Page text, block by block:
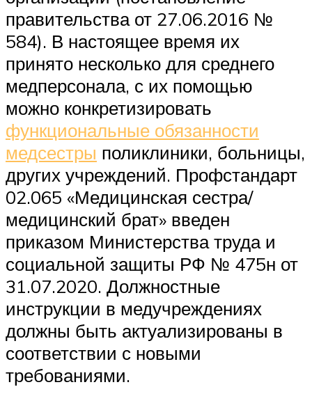
правительства от 27.06.2016 №
584). В настоящее время их
принято несколько для среднего
медперсонала, с их помощью
можно конкретизировать
функциональные обязанности
медсестры поликлиники, больницы,
других учреждений. Профстандарт
02.065 «Медицинская сестра/
медицинский брат» введен
приказом Министерства труда и
социальной защиты РФ № 475н от
31.07.2020. Должностные
инструкции в медучреждениях
должны быть актуализированы в
соответствии с новыми
требованиями.